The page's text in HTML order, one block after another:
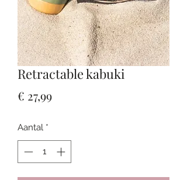
Retractable kabuki
€ 27,99Prijs
Aantal *